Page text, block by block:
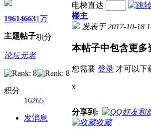
1961
主题
4663
帖子
1万
积分
论坛元老
积分
16265
发消息
电梯直达
楼主
发表于 2017-10-18
本帖子中包含更多
您需要 登录 才可以下
x
分享到:
收藏